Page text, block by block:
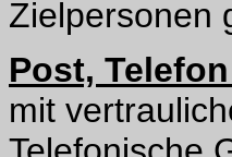
Zielpersonen
Post,
mit